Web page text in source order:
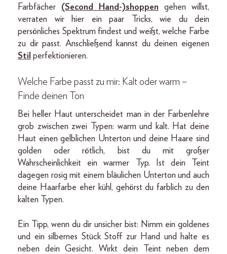
Farbfächer (Second Hand-)shoppen gehen willst,
verraten wir hier ein paar Tricks, wie du dein
persönliches Spektrum findest und weißt, welche Farbe
zu dir passt. Anschließend kannst du deinen eigenen
Stil perfektionieren.
Welche Farbe passt zu mir: Kalt oder warm –
Finde deinen Ton
Bei heller Haut unterscheidet man in der Farbenlehre
grob zwischen zwei Typen: warm und kalt. Hat deine
Haut einen gelblichen Unterton und deine Haare sind
golden oder rötlich, bist du mit großer
Wahrscheinlichkeit ein warmer Typ. Ist dein Teint
dagegen rosig mit einem bläulichen Unterton und auch
deine Haarfarbe eher kühl, gehörst du farblich zu den
kalten Typen.
Ein Tipp, wenn du dir unsicher bist: Nimm ein goldenes
und ein silbernes Stück Stoff zur Hand und halte es
neben dein Gesicht. Wirkt dein Teint neben dem